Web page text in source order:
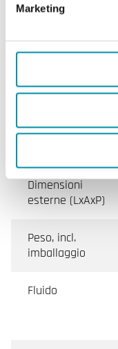
Marketing
stoccaggio
Umidità di
Dimensioni
esterne (LxAxP)
Peso, incl.
imballaggio
Fluido